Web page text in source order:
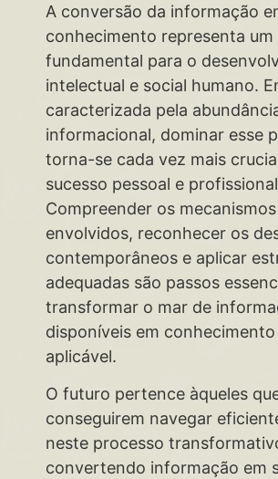
A conversão da informação
conhecimento representa um
fundamental para o
intelectual e social humano.
caracterizada pela
informacional, dominar esse
torna-se cada vez mais
sucesso pessoal e
Compreender os mecanismos
envolvidos, reconhecer os
contemporâneos e aplicar
adequadas são passos
transformar o mar de
disponíveis em
aplicável.
O futuro pertence àqueles
conseguirem navegar
neste processo
convertendo informação em